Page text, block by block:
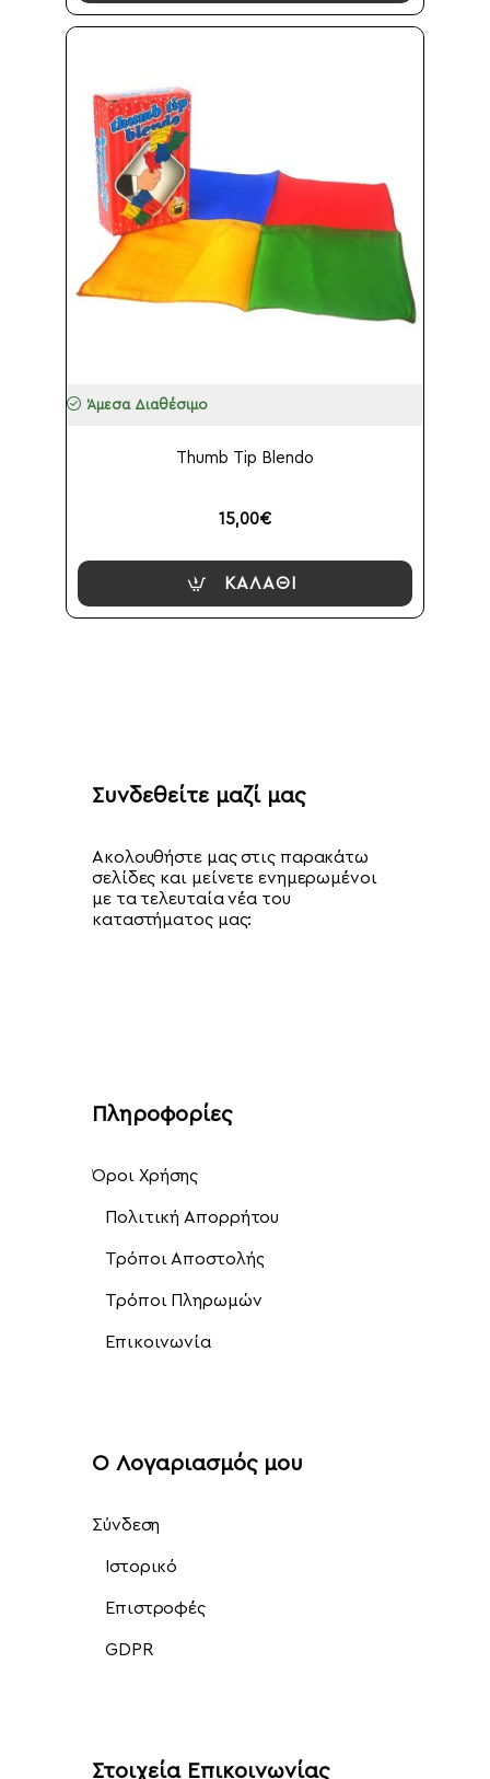
Άμεσα Διαθέσιμο
Thumb Tip Blendo
15,00€
ΚΑΛΆΘΙ
Συνδεθείτε μαζί μας
Ακολουθήστε μας στις παρακάτω
σελίδες και μείνετε ενημερωμένοι
με τα τελευταία νέα του
καταστήματος μας:
Πληροφορίες
Όροι Χρήσης
Πολιτική Απορρήτου
Τρόποι Αποστολής
Τρόποι Πληρωμών
Επικοινωνία
Ο Λογαριασμός μου
Σύνδεση
Ιστορικό
Επιστροφές
GDPR
Στοιχεία Επικοινωνίας